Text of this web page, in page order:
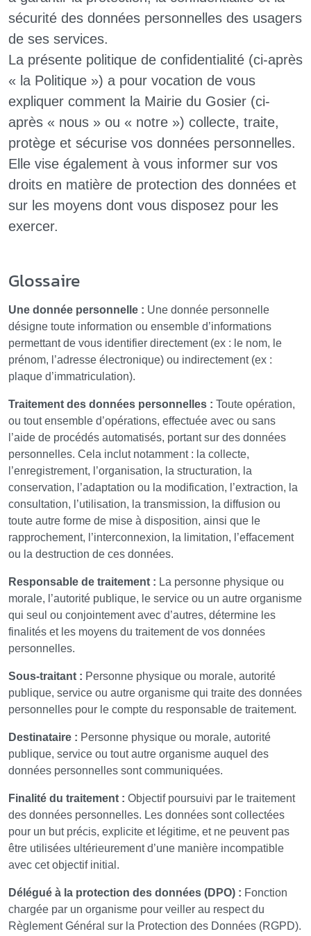
sécurité des données personnelles des usagers
de ses services.
La présente politique de confidentialité (ci-après
« la Politique ») a pour vocation de vous
expliquer comment la Mairie du Gosier (ci-
après « nous » ou « notre ») collecte, traite,
protège et sécurise vos données personnelles.
Elle vise également à vous informer sur vos
droits en matière de protection des données et
sur les moyens dont vous disposez pour les
exercer.
Glossaire
Une donnée personnelle : Une donnée personnelle
désigne toute information ou ensemble d’informations
permettant de vous identifier directement (ex : le nom, le
prénom, l’adresse électronique) ou indirectement (ex :
plaque d’immatriculation).
Traitement des données personnelles : Toute opération,
ou tout ensemble d’opérations, effectuée avec ou sans
l’aide de procédés automatisés, portant sur des données
personnelles. Cela inclut notamment : la collecte,
l’enregistrement, l’organisation, la structuration, la
conservation, l’adaptation ou la modification, l’extraction, la
consultation, l’utilisation, la transmission, la diffusion ou
toute autre forme de mise à disposition, ainsi que le
rapprochement, l’interconnexion, la limitation, l’effacement
ou la destruction de ces données.
Responsable de traitement : La personne physique ou
morale, l’autorité publique, le service ou un autre organisme
qui seul ou conjointement avec d’autres, détermine les
finalités et les moyens du traitement de vos données
personnelles.
Sous-traitant : Personne physique ou morale, autorité
publique, service ou autre organisme qui traite des données
personnelles pour le compte du responsable de traitement.
Destinataire : Personne physique ou morale, autorité
publique, service ou tout autre organisme auquel des
données personnelles sont communiquées.
Finalité du traitement : Objectif poursuivi par le traitement
des données personnelles. Les données sont collectées
pour un but précis, explicite et légitime, et ne peuvent pas
être utilisées ultérieurement d’une manière incompatible
avec cet objectif initial.
Délégué à la protection des données (DPO) : Fonction
chargée par un organisme pour veiller au respect du
Règlement Général sur la Protection des Données (RGPD).